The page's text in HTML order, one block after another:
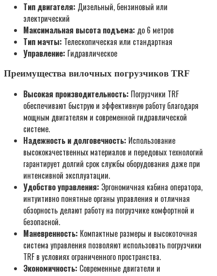
Тип двигателя: Дизельный, бензиновый или
электрический
Максимальная высота подъема: до 6 метров
Тип мачты: Телескопическая или стандартная
Управление: Гидравлическое
Преимущества вилочных погрузчиков TRF
Высокая производительность: Погрузчики TRF
обеспечивают быструю и эффективную работу благодаря
мощным двигателям и современной гидравлической
системе.
Надежность и долговечность: Использование
высококачественных материалов и передовых технологий
гарантирует долгий срок службы оборудования даже при
интенсивной эксплуатации.
Удобство управления: Эргономичная кабина оператора,
интуитивно понятные органы управления и отличная
обзорность делают работу на погрузчике комфортной и
безопасной.
Маневренность: Компактные размеры и высокоточная
система управления позволяют использовать погрузчики
TRF в условиях ограниченного пространства.
Экономичность: Современные двигатели и